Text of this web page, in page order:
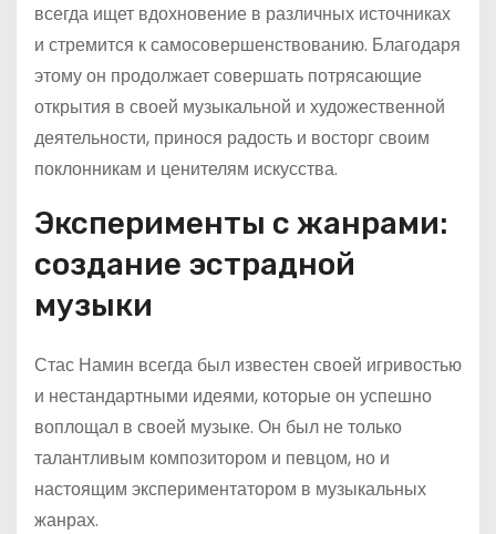
всегда ищет вдохновение в различных источниках
и стремится к самосовершенствованию. Благодаря
этому он продолжает совершать потрясающие
открытия в своей музыкальной и художественной
деятельности, принося радость и восторг своим
поклонникам и ценителям искусства.
Эксперименты с жанрами:
создание эстрадной
музыки
Стас Намин всегда был известен своей игривостью
и нестандартными идеями, которые он успешно
воплощал в своей музыке. Он был не только
талантливым композитором и певцом, но и
настоящим экспериментатором в музыкальных
жанрах.